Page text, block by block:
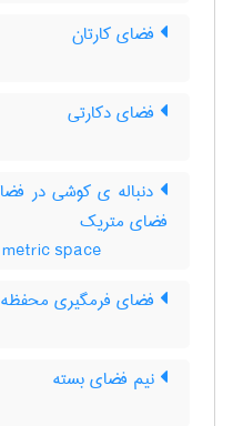
فضای کارتان
فضای دکارتی
دنباله ی کوشی در
فضای متریک
space
فضای فرمگیری محفظه
نیم فضای بسته